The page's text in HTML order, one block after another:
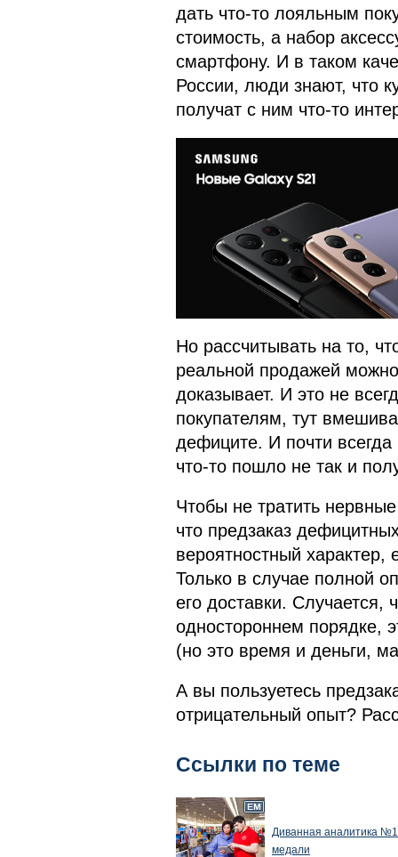
дать что-то лояльным
стоимость, а набор
смартфону. И в таком
России, люди знают, что
получат с ним что-то
Но рассчитывать на то,
реальной продажей
доказывает. И это не
покупателям, тут
дефиците. И почти
что-то пошло не так и
Чтобы не тратить
что предзаказ
вероятностный
Только в случае полной
его доставки. Случается,
одностороннем порядке,
(но это время и деньги,
А вы пользуетесь
отрицательный опыт?
Ссылки по теме
Диванная аналитика
медали